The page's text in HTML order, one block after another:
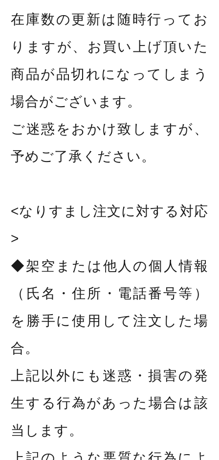
在庫数の更新は随時行ってお
りますが、お買い上げ頂いた
商品が品切れになってしまう
場合がございます。
ご迷惑をおかけ致しますが、
予めご了承ください。
<なりすまし注文に対する対応
>
◆架空または他人の個人情報
（氏名・住所・電話番号等）
を勝手に使用して注文した場
合。
上記以外にも迷惑・損害の発
生する行為があった場合は該
当します。